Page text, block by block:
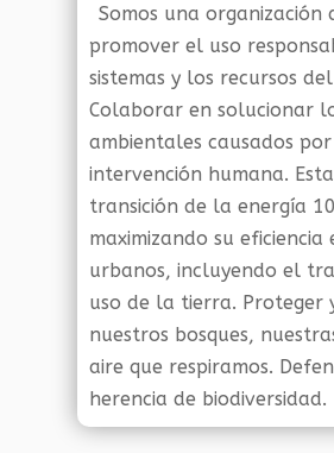
Somos una organización
promover el uso
sistemas y los recursos
Colaborar en solucionar
ambientales causados
intervención humana.
transición de la energía
maximizando su eficiencia
urbanos, incluyendo el
uso de la tierra. Proteger
nuestros bosques,
aire que respiramos.
herencia de biodiversidad.